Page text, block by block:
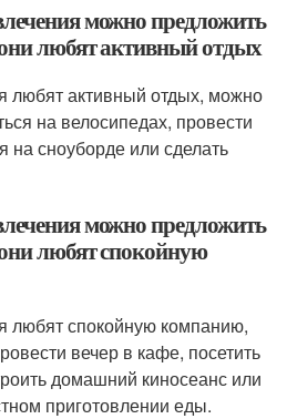
можно предложить
любят активный отдых
любят активный отдых, можно
на велосипедах, провести
на сноуборде или сделать
можно предложить
любят спокойную
любят спокойную компанию,
вечер в кафе, посетить
домашний киносеанс или
приготовлении еды.